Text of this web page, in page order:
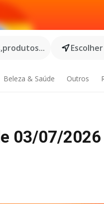
Beleza & Saúde Outros
03/07/